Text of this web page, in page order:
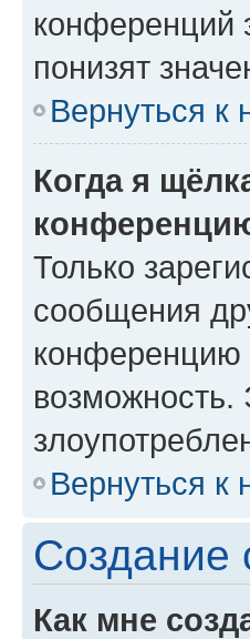
конференций
понизят
Вернуться к
Когда я
Только
сообщения
конференцию
возможность.
Вернуться к
Создание
Как мне